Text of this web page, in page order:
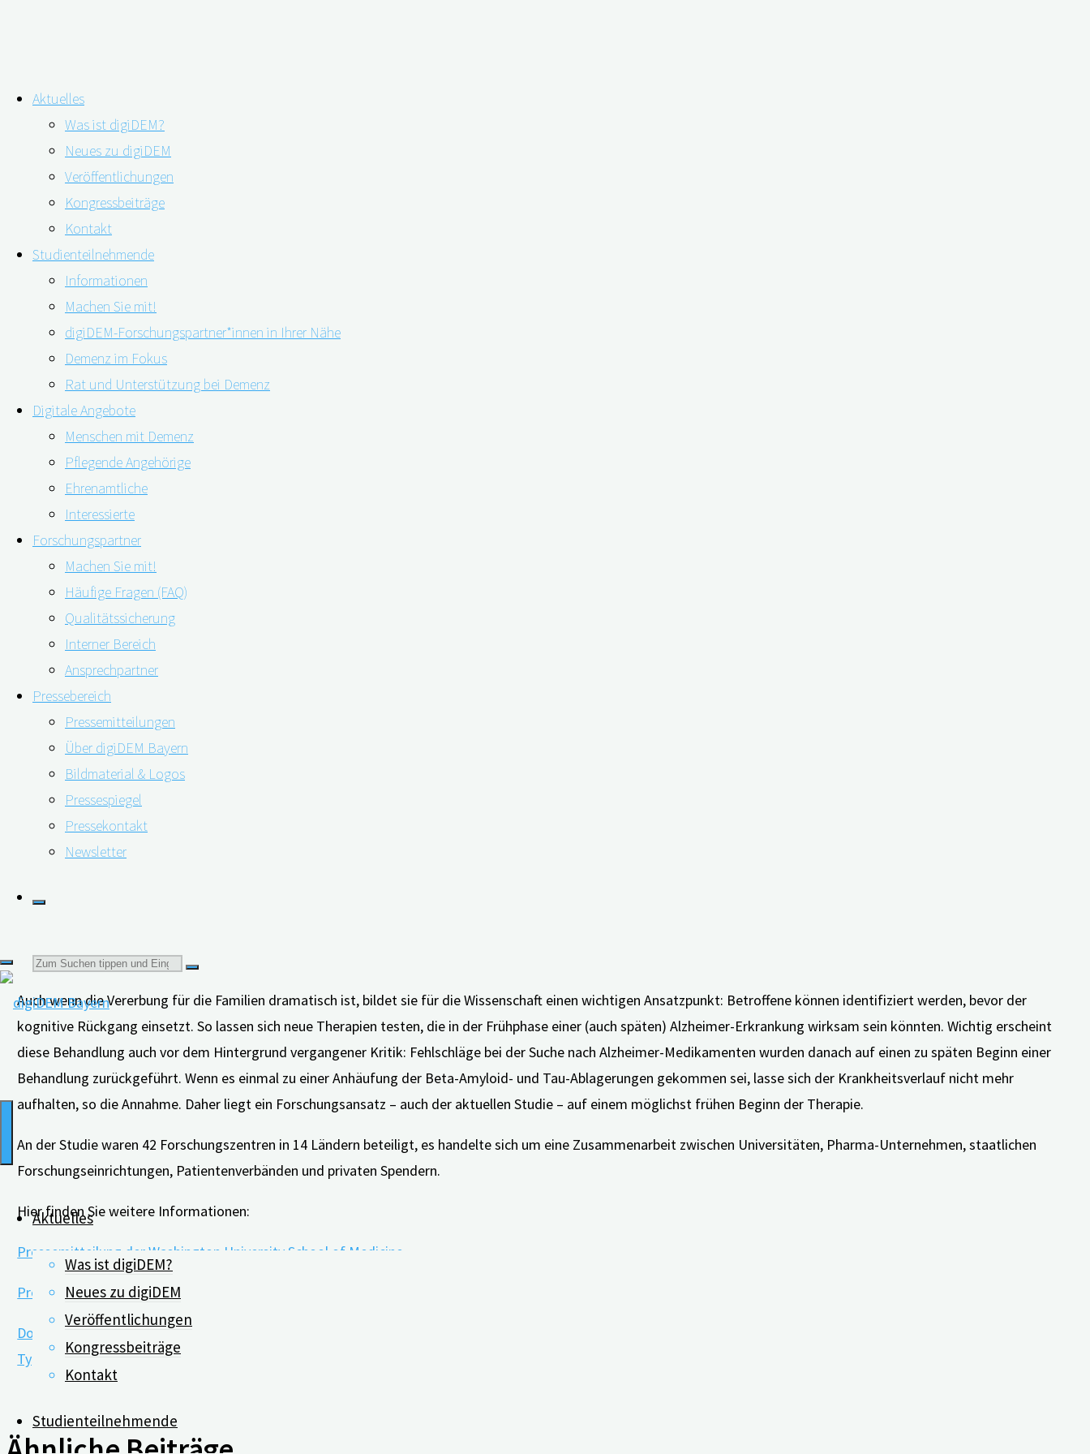
Inhalt
springen
Aktuelles
Was ist digiDEM?
Neues zu digiDEM
Veröffentlichungen
Kongressbeiträge
Kontakt
Studienteilnehmende
Informationen
Machen Sie mit!
digiDEM-Forschungspartner*innen in Ihrer Nähe
Demenz im Fokus
Rat und Unterstützung bei Demenz
Digitale Angebote
Menschen mit Demenz
Pflegende Angehörige
Ehrenamtliche
Interessierte
Forschungspartner
Machen Sie mit!
Häufige Fragen (FAQ)
Qualitätssicherung
Interner Bereich
Ansprechpartner
Pressebereich
Pressemitteilungen
Über digiDEM Bayern
Bildmaterial & Logos
Pressespiegel
Pressekontakt
Newsletter
Suchen
nach:
Aktuelles
Was ist digiDEM?
Neues zu digiDEM
Veröffentlichungen
Kongressbeiträge
Kontakt
Studienteilnehmende
Medikamente gegen erbliche Alzheimer-Demenz gescheitert
16.04.202016.04.2020
Ein weiterer Rückschlag für die Alzheimer-Forschung: In einer großen internationalen Studie wurden zwei Arzneimittel getestet, die den geistigen Abbau bei der erblich
bedingten Form der Alzheimer-Demenz verlangsamen sollten. Beide Arzneimittel sollten die Beta-Amyloid-Ablagerungen im Gehirn vermindern, die typisch für die
Alzheimer-Erkrankung sind. Den geistigen Abbau haben sie jedoch nicht verhindert.
Geleitet wurde die Studie von der Washington University School of Medicine in St. Louis / USA. Die Wissenschaftler*innen untersuchten die Wirkung der zwei Antikörper
“Gantenerumab” und “Solanezumab” bei Menschen mit der erblich bedingten Form der Alzheimer-Erkrankung, der so genannten “familiären Alzheimer-Erkrankung”. Diese
Familien weisen eine genetische Veränderung auf, die zu einer früh einsetzenden Alzheimer-Demenz führt. Bei den Betroffenen beginnt der geistige Abbau ab dem 50ten,
40ten oder sogar 30ten Lebensjahr.
Die 194 Studienteilnehmer*innen wiesen noch keine oder allenfalls leichte Hinweise auf die Erkrankung auf, als sie mit der Einnahme der
durchschnittlich fünf Jahren beobachtet. Die beiden aktuell getesteten Medikamente sollten die Beta-Amyloid-Ablagerungen im Gehirn neutralisieren, bevor sich
Forschungsansatz liegt auf frühem Beginn der Behandlung
Auch wenn die Vererbung für die Familien dramatisch ist, bildet sie für die Wissenschaft einen wichtigen Ansatzpunkt: Betroffene können identifiziert werden, bevor der
kognitive Rückgang einsetzt. So lassen sich neue Therapien testen, die in der Frühphase einer (auch späten) Alzheimer-Erkrankung wirksam sein könnten. Wichtig erscheint
diese Behandlung auch vor dem Hintergrund vergangener Kritik: Fehlschläge bei der Suche nach Alzheimer-Medikamenten wurden danach auf einen zu späten Beginn einer
Behandlung zurückgeführt. Wenn es einmal zu einer Anhäufung der Beta-Amyloid- und Tau-Ablagerungen gekommen sei, lasse sich der Krankheitsverlauf nicht mehr
aufhalten, so die Annahme. Daher liegt ein Forschungsansatz – auch der aktuellen Studie – auf einem möglichst frühen Beginn der Therapie.
An der Studie waren 42 Forschungszentren in 14 Ländern beteiligt, es handelte sich um eine Zusammenarbeit zwischen Universitäten, Pharma-Unternehmen, staatlichen
Forschungseinrichtungen, Patientenverbänden und privaten Spendern.
Hier finden Sie weitere Informationen:
Pressemitteilung der Washington University School of Medicine
Pressemitteilung der Alzheimer’s Asscoiation:
Dominantly Inherited Alzheimer Network Trial: An Opportunity to Prevent Dementia. A Study of Potential Disease Modifying Treatments in Individuals at Risk for or With a
Type of Early Onset Alzheimer&apos;s Disease Caused by a Genetic Mutation. (DIAN-TU)